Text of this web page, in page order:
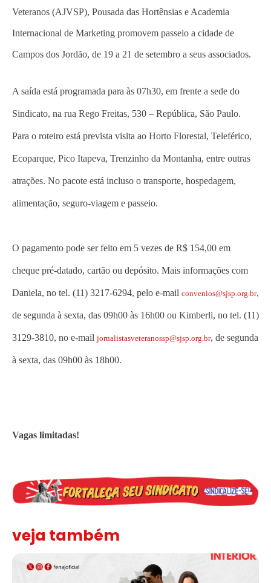
Veteranos (AJVSP), Pousada das Hortênsias e Academia
Internacional de Marketing promovem passeio a cidade de
Campos dos Jordão, de 19 a 21 de setembro a seus associados.
A saída está programada para às 07h30, em frente a sede do
Sindicato, na rua Rego Freitas, 530 – República, São Paulo.
Para o roteiro está prevista visita ao Horto Florestal, Teleférico,
Ecoparque, Pico Itapeva, Trenzinho da Montanha, entre outras
atrações. No pacote está incluso o transporte, hospedagem,
alimentação, seguro-viagem e passeio.
O pagamento pode ser feito em 5 vezes de R$ 154,00 em
cheque pré-datado, cartão ou depósito. Mais informações com
Daniela, no tel. (11) 3217-6294, pelo e-mail convenios@sjsp.org.br,
de segunda à sexta, das 09h00 às 16h00 ou Kimberli, no tel. (11)
3129-3810, no e-mail jornalistasveteranossp@sjsp.org.br, de segunda
à sexta, das 09h00 às 18h00.
Vagas limitadas!
veja também
Assinada nova CCT de jornais e revistas do interior